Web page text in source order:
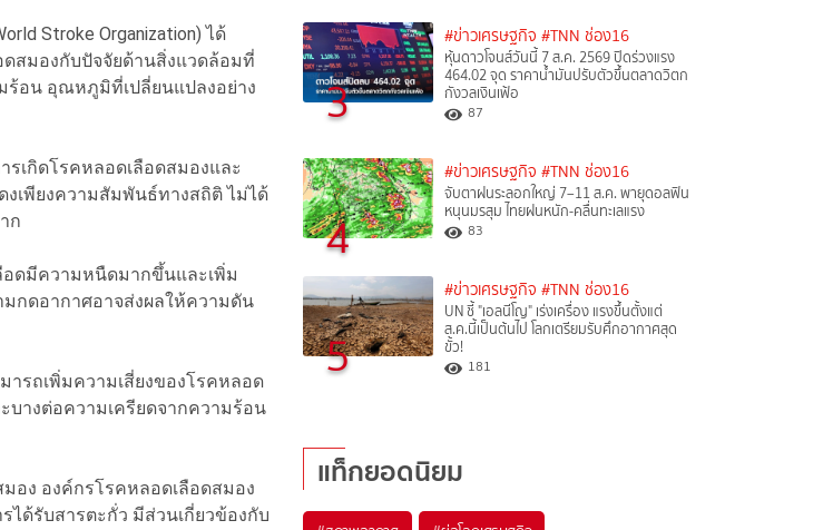
Stroke Organization) ได้
ดสมองกับปัจจัยด้านสิ่งแวดล้อมที่
ร้อน อุณหภูมิที่เปลี่ยนแปลงอย่าง
เกิดโรคหลอดเลือดสมองและ
งเพียงความสัมพันธ์ทางสถิติ ไม่ได้
ก
อดมีความหนืดมากขึ้นและเพิ่ม
กดอากาศอาจส่งผลให้ความดัน
รถเพิ่มความเสี่ยงของโรคหลอด
บางต่อความเครียดจากความร้อน
อง องค์กรโรคหลอดเลือดสมอง
ได้รับสารตะกั่ว มีส่วนเกี่ยวข้องกับ
3
#ข่าวเศรษฐกิจ #TNN ช่อง16
หุ้นดาวโจนส์วันนี้ 7 ส.ค. 2569 ปิดร่วงแรง
464.02 จุด ราคาน้ำมันปรับตัวขึ้นตลาดวิตก
กังวลเงินเฟ้อ
87
4
#ข่าวเศรษฐกิจ #TNN ช่อง16
จับตาฝนระลอกใหญ่ 7–11 ส.ค. พายุดอลฟิน
หนุนมรสุม ไทยฝนหนัก-คลื่นทะเลแรง
83
5
#ข่าวเศรษฐกิจ #TNN ช่อง16
UN ชี้ "เอลนีโญ" เร่งเครื่อง แรงขึ้นตั้งแต่
ส.ค.นี้เป็นต้นไป โลกเตรียมรับศึกอากาศสุด
ขั้ว!
181
แท็กยอดนิยม